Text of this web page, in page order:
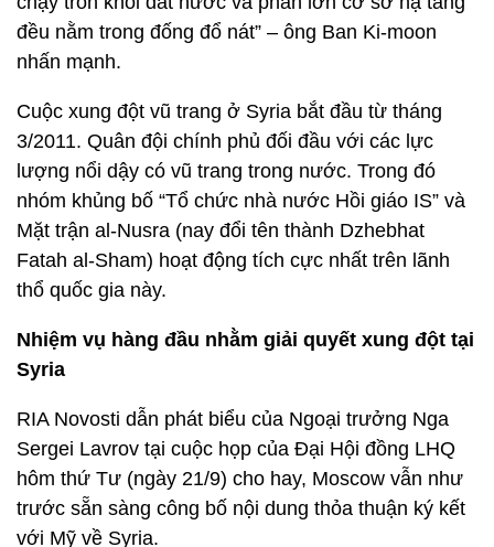
đều nằm trong đống đổ nát” – ông Ban Ki-moon
nhấn mạnh.
Cuộc xung đột vũ trang ở Syria bắt đầu từ tháng
3/2011. Quân đội chính phủ đối đầu với các lực
lượng nổi dậy có vũ trang trong nước. Trong đó
nhóm khủng bố “Tổ chức nhà nước Hồi giáo IS” và
Mặt trận al-Nusra (nay đổi tên thành Dzhebhat
Fatah al-Sham) hoạt động tích cực nhất trên lãnh
thổ quốc gia này.
Nhiệm vụ hàng đầu nhằm giải quyết xung đột tại
Syria
RIA Novosti dẫn phát biểu của Ngoại trưởng Nga
Sergei Lavrov tại cuộc họp của Đại Hội đồng LHQ
hôm thứ Tư (ngày 21/9) cho hay, Moscow vẫn như
trước sẵn sàng công bố nội dung thỏa thuận ký kết
với Mỹ về Syria.